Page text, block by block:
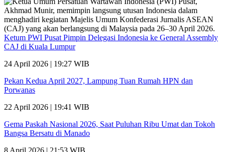
Ketum PWI Pusat Pimpin Delegasi Indonesia ke General Assembly
CAJ di Kuala Lumpur
24 April 2026 | 19:27 WIB
Pekan Kedua April 2027, Lampung Tuan Rumah HPN dan
Porwanas
22 April 2026 | 19:41 WIB
Gema Paskah Nasional 2026, Saat Puluhan Ribu Umat dan Tokoh
Bangsa Bersatu di Manado